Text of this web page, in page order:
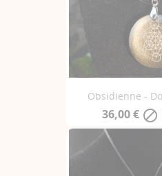
Obsidienne -
36,00 € 